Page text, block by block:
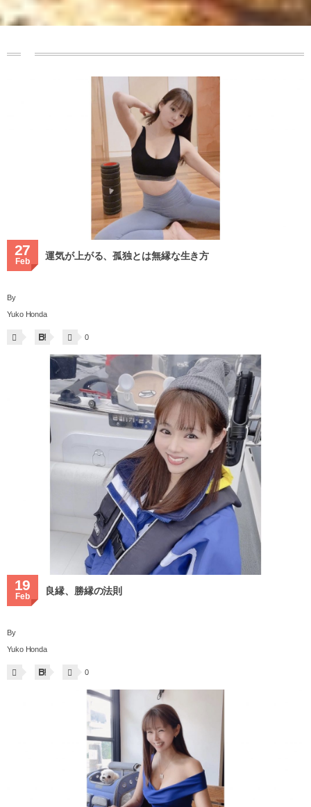
27
Feb 運気が上がる、孤独とは無縁な生き方
By
Yuko Honda
0
19
Feb 良縁、勝縁の法則
By
Yuko Honda
0